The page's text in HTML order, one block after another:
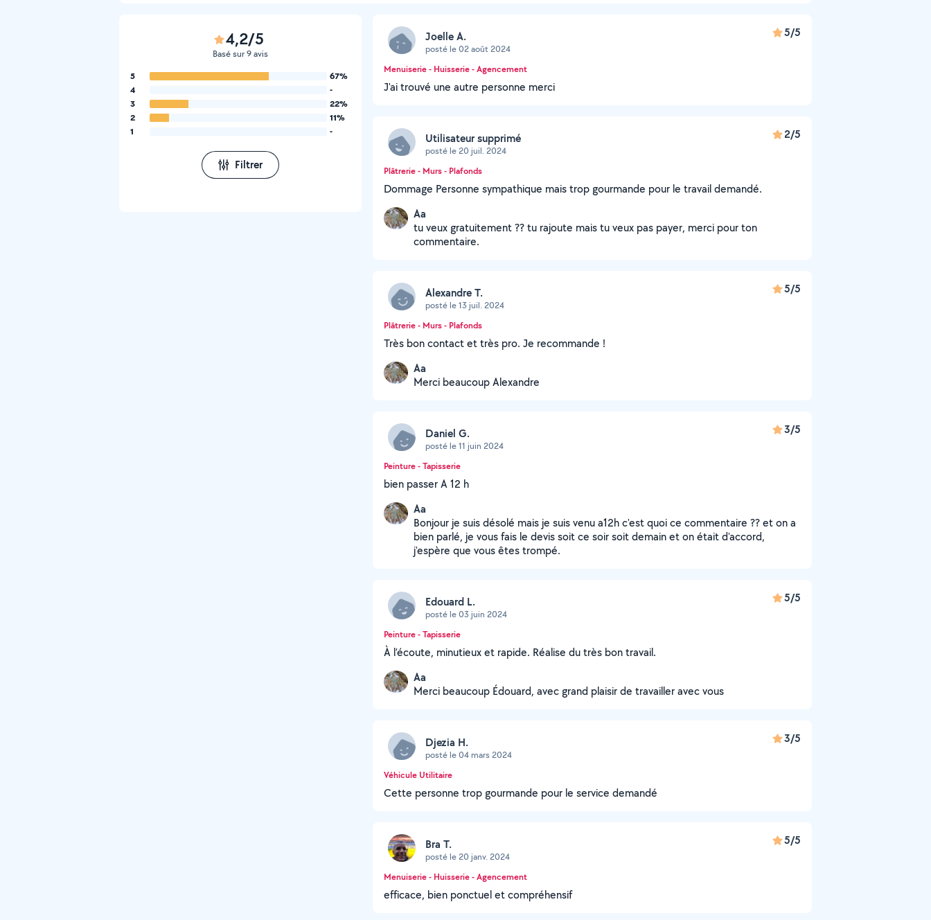
4,2/5
Basé sur 9 avis
5
67%
4
-
3
22%
2
11%
1
-
Filtrer
Joelle A.
posté le 02 août 2024
5/5
Menuiserie - Huisserie - Agencement
J'ai trouvé une autre personne merci
Utilisateur supprimé
posté le 20 juil. 2024
2/5
Plâtrerie - Murs - Plafonds
Dommage Personne sympathique mais trop gourmande pour le travail demandé.
Aa
tu veux gratuitement ?? tu rajoute mais tu veux pas payer, merci pour ton
commentaire.
Alexandre T.
posté le 13 juil. 2024
5/5
Plâtrerie - Murs - Plafonds
Très bon contact et très pro. Je recommande !
Aa
Merci beaucoup Alexandre
Daniel G.
posté le 11 juin 2024
3/5
Peinture - Tapisserie
bien passer A 12 h
Aa
Bonjour je suis désolé mais je suis venu a12h c'est quoi ce commentaire ?? et on a
bien parlé, je vous fais le devis soit ce soir soit demain et on était d'accord,
j'espère que vous êtes trompé.
Edouard L.
posté le 03 juin 2024
5/5
Peinture - Tapisserie
À l’écoute, minutieux et rapide. Réalise du très bon travail.
Aa
Merci beaucoup Édouard, avec grand plaisir de travailler avec vous
Djezia H.
posté le 04 mars 2024
3/5
Véhicule Utilitaire
Cette personne trop gourmande pour le service demandé
Bra T.
posté le 20 janv. 2024
5/5
Menuiserie - Huisserie - Agencement
efficace, bien ponctuel et compréhensif